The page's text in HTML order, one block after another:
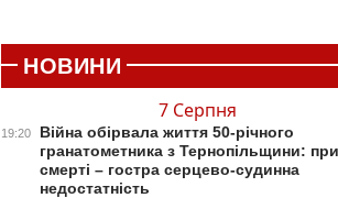
НОВИНИ
7 Серпня
19:20
Війна обірвала життя 50-річного
гранатометника з Тернопільщини:
смерті – гостра серцево-судинна
недостатність